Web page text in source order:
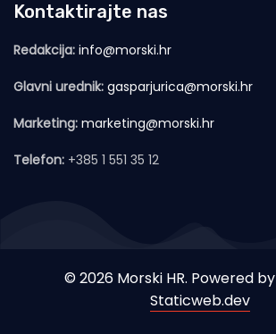
Kontaktirajte nas
Redakcija: info@morski.hr
Glavni urednik: gasparjurica@morski.hr
Marketing: marketing@morski.hr
Telefon: +385 1 551 35 12
© 2026 Morski HR. Powered by
Staticweb.dev